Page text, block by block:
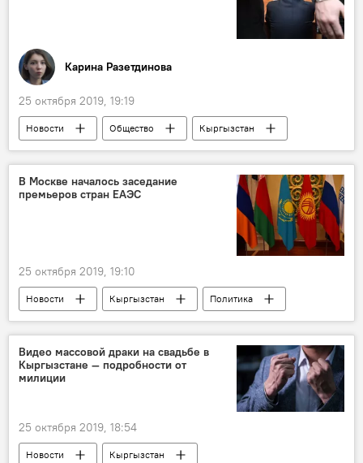
Карина Разетдинова
25 октября 2019, 19:19
Новости Общество
Кыргызстан
Политика
соглашение
сотрудничество
преступление
В Москве началось заседание
премьеров стран ЕАЭС
25 октября 2019, 19:10
Новости Кыргызстан
Политика
экономика
ЕАЭС
Москва
Видео массовой драки на свадьбе в
Кыргызстане — подробности от
милиции
25 октября 2019, 18:54
Новости
Кыргызстан